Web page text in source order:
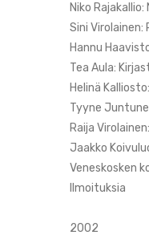
Niko
Sini
Hannu
Tea Aula:
Helinä
Tyyne
Raija
Jaakko
Veneskosken
Ilmoituksia
2002